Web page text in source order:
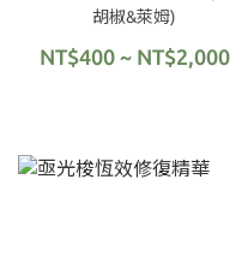
胡椒&萊姆)
NT$400 ~ NT$2,000